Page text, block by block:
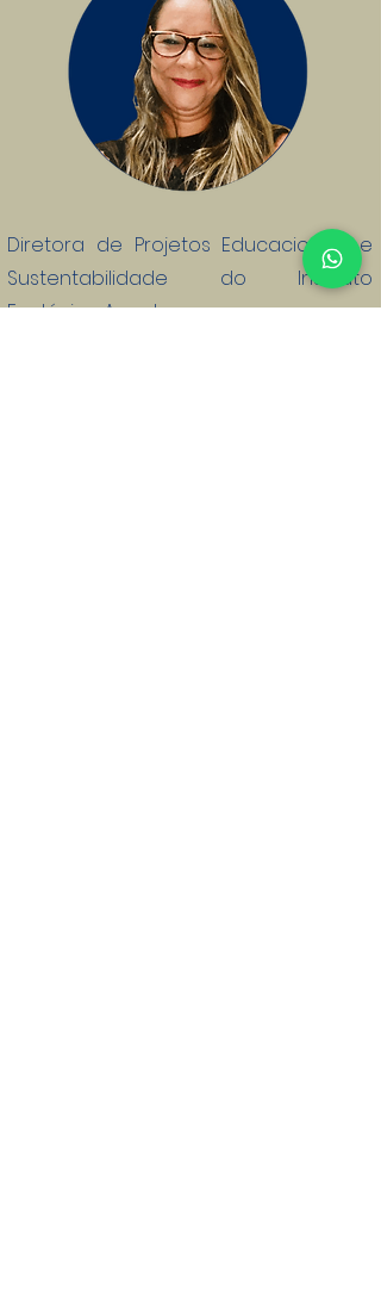
Diretora de Projetos Educacionais e
Sustentabilidade do Instituto
Ecológico Aqualung.